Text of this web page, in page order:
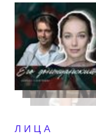
ЛИЦА